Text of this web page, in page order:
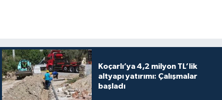
Koçarlı’ya 4,2 milyon TL’lik
altyapı yatırımı: Çalışmalar
başladı